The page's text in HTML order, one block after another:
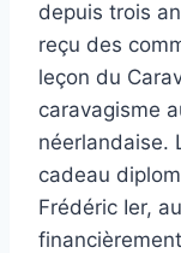
depuis trois
reçu des
leçon du
caravagisme
néerlandaise.
cadeau
Frédéric Ier,